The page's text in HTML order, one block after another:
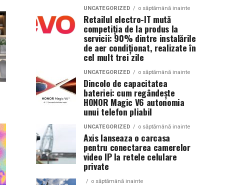
UNCATEGORIZED o săptămână inainte
Retailul electro-IT mută
competiția de la produs la
servicii: 90% dintre instalările
de aer condiționat, realizate în
cel mult trei zile
UNCATEGORIZED o săptămână inainte
Dincolo de capacitatea
bateriei: cum regândește
HONOR Magic V6 autonomia
unui telefon pliabil
UNCATEGORIZED o săptămână inainte
Axis lanseaza o carcasa
pentru conectarea camerelor
video IP la retele celulare
private
o săptămână inainte